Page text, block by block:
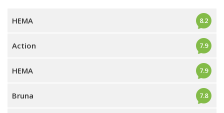
HEMA 8.2
Action 7.9
HEMA 7.9
Bruna 7.8